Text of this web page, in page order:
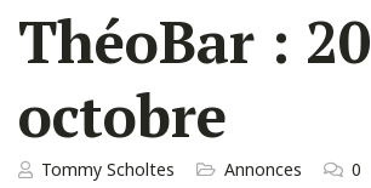
ThéoBar : 20
octobre
Tommy Scholtes Annonces 0